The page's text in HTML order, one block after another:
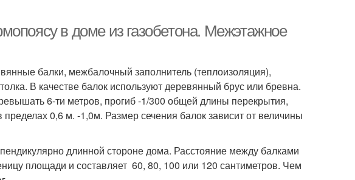
в доме из газобетона. Межэтажное
балки, межбалочный заполнитель (теплоизоляция),
В качестве балок используют деревянный брус или бревна.
6-ти метров, прогиб -1/300 общей длины перекрытия,
0,6 м. -1,0м. Размер сечения балок зависит от величины
длинной стороне дома. Расстояние между балками
площади и составляет 60, 80, 100 или 120 сантиметров. Чем